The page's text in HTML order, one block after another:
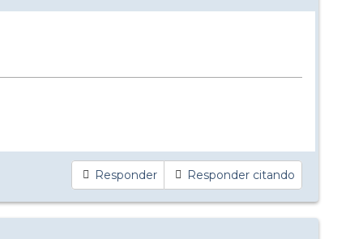
Responder Responder citando